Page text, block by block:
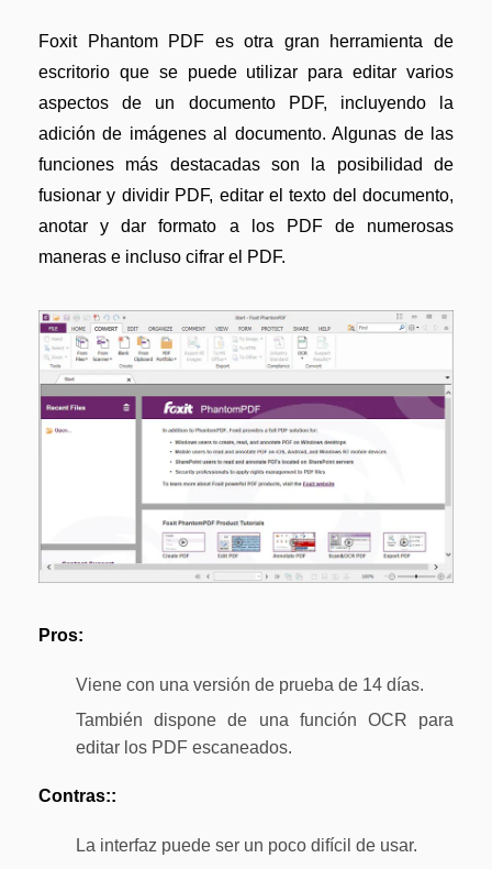
Foxit Phantom PDF es otra gran herramienta de
escritorio que se puede utilizar para editar varios
aspectos de un documento PDF, incluyendo la
adición de imágenes al documento. Algunas de las
funciones más destacadas son la posibilidad de
fusionar y dividir PDF, editar el texto del documento,
anotar y dar formato a los PDF de numerosas
maneras e incluso cifrar el PDF.
Pros:
Viene con una versión de prueba de 14 días.
También dispone de una función OCR para
editar los PDF escaneados.
Contras::
La interfaz puede ser un poco difícil de usar.